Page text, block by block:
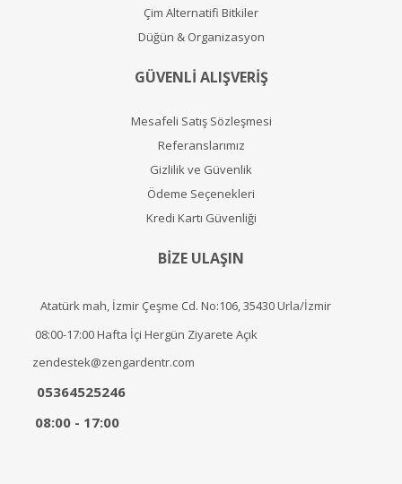
Çim Alternatifi Bitkiler
Düğün & Organizasyon
GÜVENLİ ALIŞVERİŞ
Mesafeli Satış Sözleşmesi
Referanslarımız
Gizlilik ve Güvenlik
Ödeme Seçenekleri
Kredi Kartı Güvenliği
BİZE ULAŞIN
Atatürk mah, İzmir Çeşme Cd. No:106, 35430 Urla/İzmir
08:00-17:00 Hafta İçi Hergün Ziyarete Açık
zendestek@zengardentr.com
05364525246
08:00 - 17:00